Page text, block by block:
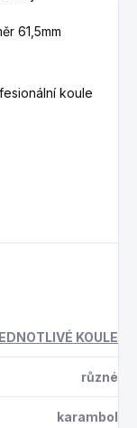
61,5mm
koule
KOULE
různé
karambol